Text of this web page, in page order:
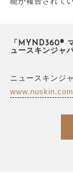
「MYND360®
ュースキンジャ
ニュースキンジ
www.nuskin.com